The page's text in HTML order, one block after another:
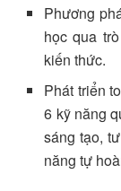
Phương
học qua
kiến thức.
Phát triển
6 kỹ năng
sáng tạo,
năng tự